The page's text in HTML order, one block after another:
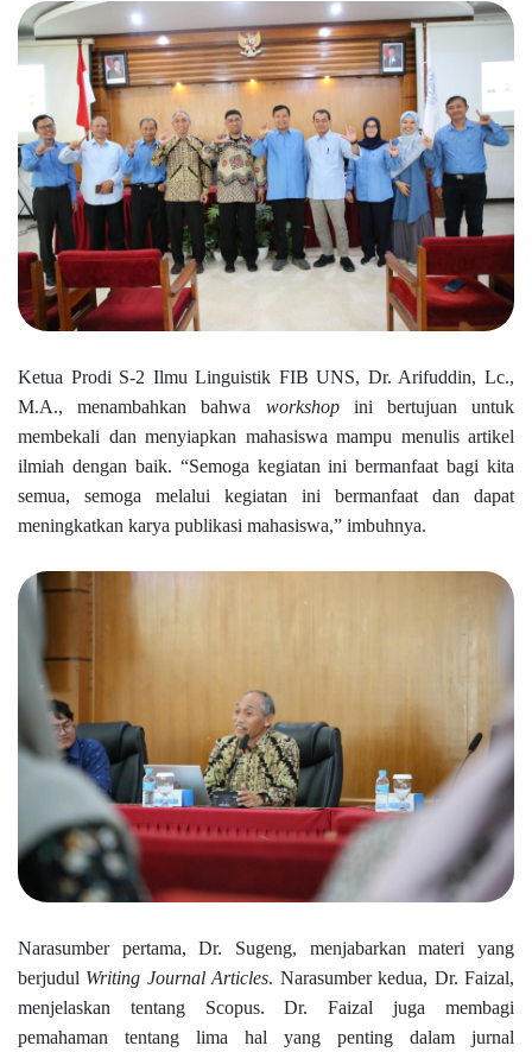
Ketua Prodi S-2 Ilmu Linguistik FIB UNS, Dr. Arifuddin, Lc.,
M.A., menambahkan bahwa workshopini bertujuan untuk
membekali dan menyiapkan mahasiswa mampu menulis artikel
ilmiah dengan baik. “Semoga kegiatan ini bermanfaat bagi kita
semua, semoga melalui kegiatan ini bermanfaat dan dapat
meningkatkan karya publikasi mahasiswa,” imbuhnya.
Narasumber pertama, Dr. Sugeng, menjabarkan materi yang
berjudul Writing Journal Articles. Narasumber kedua, Dr. Faizal,
menjelaskan tentang Scopus. Dr. Faizal juga membagi
pemahaman tentang lima hal yang penting dalam jurnal